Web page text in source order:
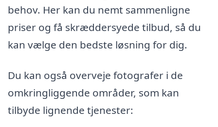
behov. Her kan du nemt sammenligne
priser og få skræddersyede tilbud, så du
kan vælge den bedste løsning for dig.
Du kan også overveje fotografer i de
omkringliggende områder, som kan
tilbyde lignende tjenester: